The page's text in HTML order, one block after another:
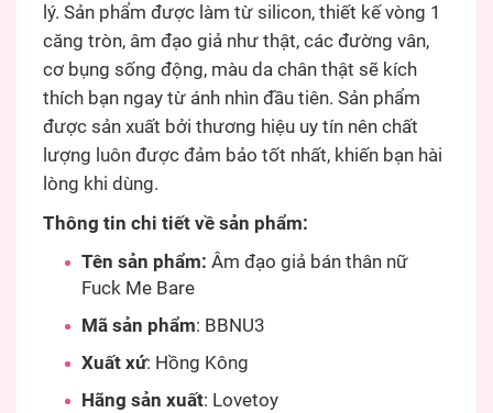
lý. Sản phẩm được làm từ silicon, thiết kế vòng 1
căng tròn, âm đạo giả như thật, các đường vân,
cơ bụng sống động, màu da chân thật sẽ kích
thích bạn ngay từ ánh nhìn đầu tiên. Sản phẩm
được sản xuất bởi thương hiệu uy tín nên chất
lượng luôn được đảm bảo tốt nhất, khiến bạn hài
lòng khi dùng.
Thông tin chi tiết về sản phẩm:
Tên sản phẩm: Âm đạo giả bán thân nữ
Fuck Me Bare
Mã sản phẩm: BBNU3
Xuất xứ: Hồng Kông
Hãng sản xuất: Lovetoy